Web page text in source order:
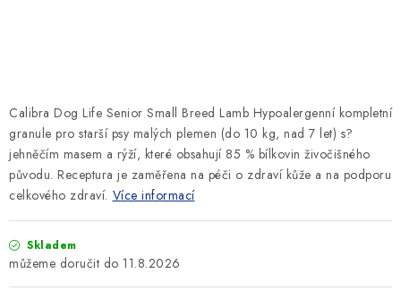
Calibra Dog Life Senior Small Breed Lamb Hypoalergenní kompletní
granule pro starší psy malých plemen (do 10 kg, nad 7 let) s?
jehněčím masem a rýží, které obsahují 85 % bílkovin živočišného
původu. Receptura je zaměřena na péči o zdraví kůže a na podporu
celkového zdraví. Více informací
Skladem
11.8.2026